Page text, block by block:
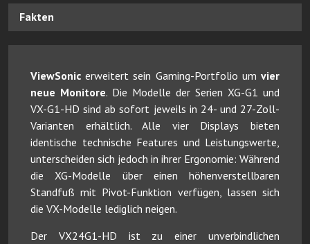
Fakten
ViewSonic erweitert sein Gaming-Portfolio um vier
neue Monitore. Die Modelle der Serien XG-G1 und
VX-G1-HD sind ab sofort jeweils in 24- und 27-Zoll-
Varianten erhältlich. Alle vier Displays bieten
identische technische Features und Leistungswerte,
unterscheiden sich jedoch in ihrer Ergonomie: Während
die XG-Modelle über einen höhenverstellbaren
Standfuß mit Pivot-Funktion verfügen, lassen sich
die VX-Modelle lediglich neigen.
Der VX24G1-HD ist zu einer unverbindlichen